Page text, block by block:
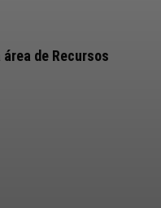
de Recursos